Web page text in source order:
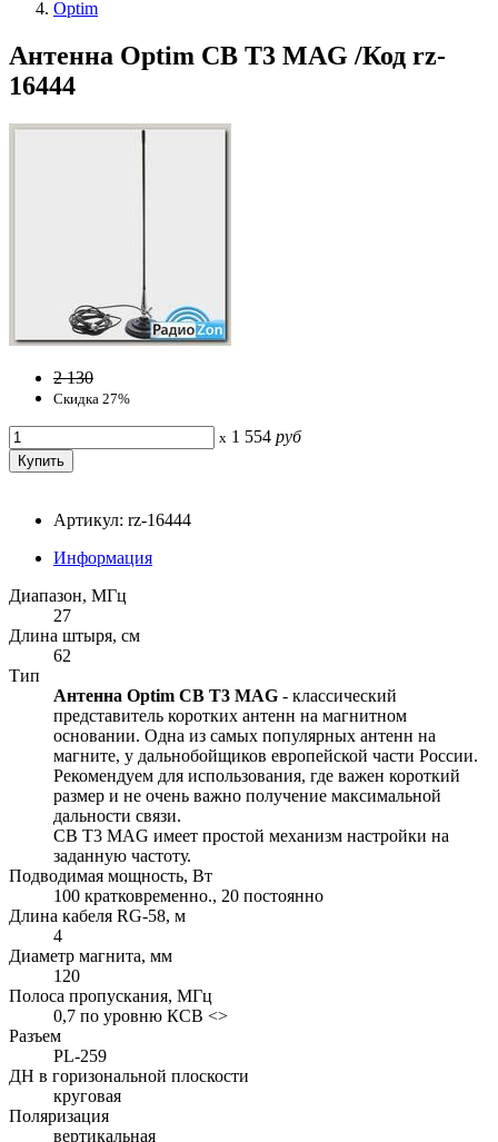
Optim
Антенна Optim CB T3 MAG /Код rz-
16444
2 130
Скидка 27%
x 1 554 руб
Артикул: rz-16444
Информация
Диапазон, МГц
27
Длина штыря, см
62
Тип
Антенна Optim CB T3 MAG - классический
представитель коротких антенн на магнитном
основании. Одна из самых популярных антенн на
магните, у дальнобойщиков европейской части России.
Рекомендуем для использования, где важен короткий
размер и не очень важно получение максимальной
дальности связи.
CB T3 MAG имеет простой механизм настройки на
заданную частоту.
Подводимая мощность, Вт
100 кратковременно., 20 постоянно
Длина кабеля RG-58, м
4
Диаметр магнита, мм
120
Полоса пропускания, МГц
0,7 по уровню КСВ <>
Разъем
PL-259
ДН в горизональной плоскости
круговая
Поляризация
вертикальная